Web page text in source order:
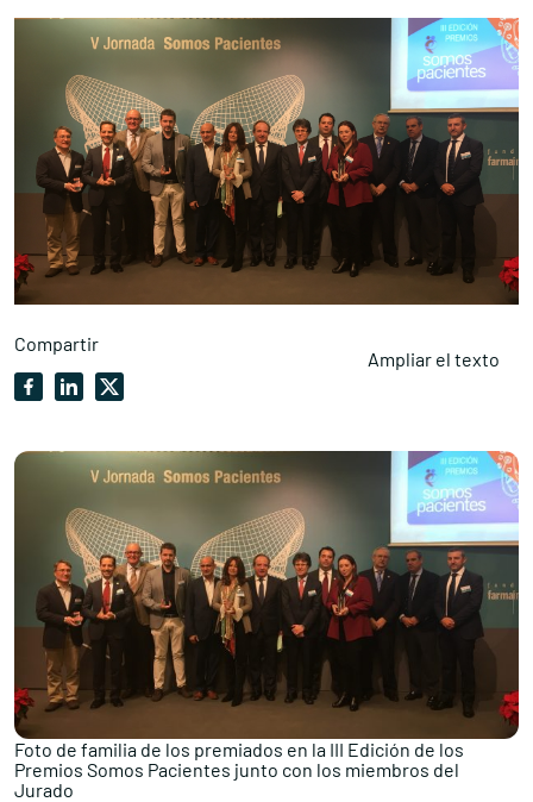
Compartir
Ampliar el texto
Foto de familia de los premiados en la III Edición de los
Premios Somos Pacientes junto con los miembros del
Jurado